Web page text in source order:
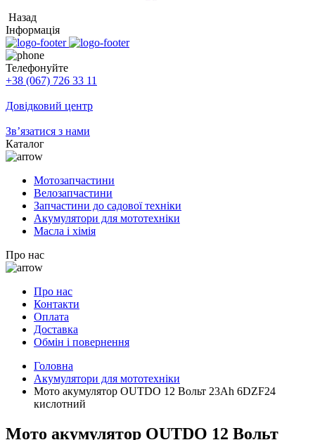
Назад
Інформація
Телефонуйте
+38 (067) 726 33 11
Довідковий центр
Зв’язатися з нами
Каталог
Мотозапчастини
Велозапчастини
Запчастини до садової техніки
Акумулятори для мототехніки
Масла і хімія
Про нас
Про нас
Контакти
Оплата
Доставка
Обмін і повернення
Головна
Акумулятори для мототехніки
Мото акумулятор OUTDO 12 Вольт 23Ah 6DZF24
кислотний
Мото акумулятор OUTDO 12 Вольт